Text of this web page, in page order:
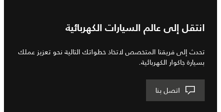
انتقل إلى عالم السيارات الكهربائية
تحدث إلى فريقنا المتخصص لاتخاذ خطواتك التالية نحو تعزيز عملك
بسيارة جاكوار الكهربائية.
اتصل بنا